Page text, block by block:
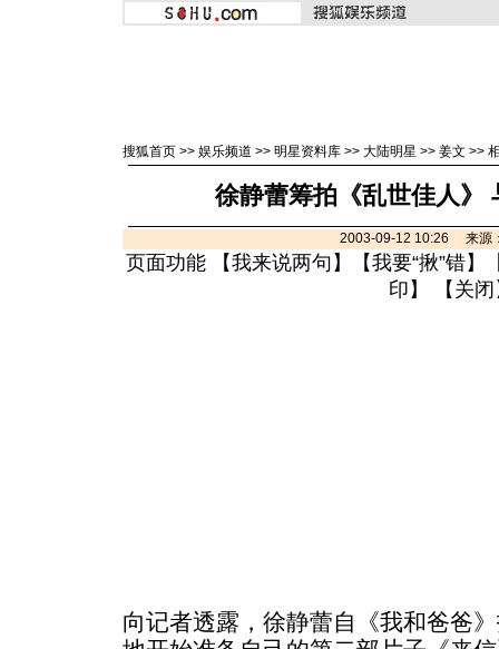
搜狐首页 >> 娱乐频道 >> 明星资料库 >> 大陆明星 >> 姜文 >>
徐静蕾筹拍《乱世佳人》
2003-09-12 10:26 来源
页面功能 【我来说两句 】【我要“揪”错】
印 】 【 关闭
向记者透露，徐静蕾自《我和爸爸